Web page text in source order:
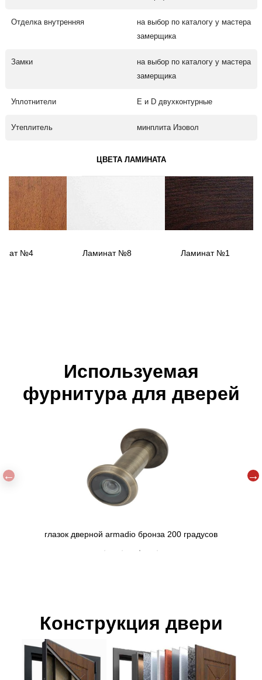
Отделка внутренняя
на выбор по каталогу у мастера
замерщика
Замки
на выбор по каталогу у мастера
замерщика
Уплотнители Е и D двухконтурные
Утеплитель минплита Изовол
ЦВЕТА ЛАМИНАТА
№4 Ламинат №8 Ламинат №1
Используемая
фурнитура для дверей
глазок дверной armadio бронза 200 градусов
Конструкция двери